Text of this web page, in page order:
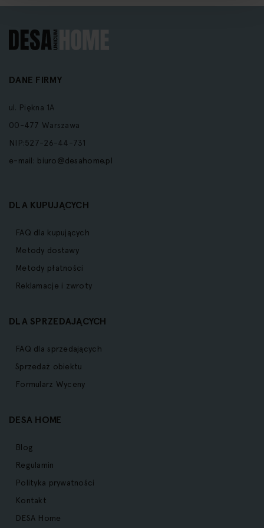
DANE FIRMY
ul. Piękna 1A
00-477 Warszawa
NIP:527-26-44-731
e-mail: biuro@desahome.pl
DLA KUPUJĄCYCH
FAQ dla kupujących
Metody dostawy
Metody płatności
Reklamacje i zwroty
DLA SPRZEDAJĄCYCH
FAQ dla sprzedających
Sprzedaż obiektu
Formularz Wyceny
DESA HOME
Blog
Regulamin
Polityka prywatności
Kontakt
DESA Home